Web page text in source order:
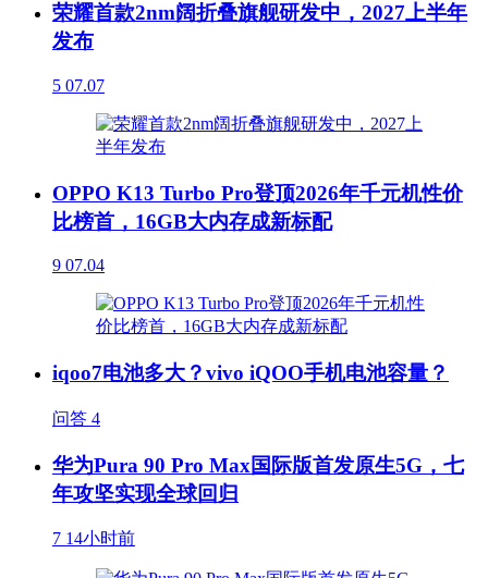
荣耀首款2nm阔折叠旗舰研发中，2027上半年
发布
5 07.07
OPPO K13 Turbo Pro登顶2026年千元机性价
比榜首，16GB大内存成新标配
9 07.04
iqoo7电池多大？vivo iQOO手机电池容量？
问答 4
华为Pura 90 Pro Max国际版首发原生5G，七
年攻坚实现全球回归
7 14小时前